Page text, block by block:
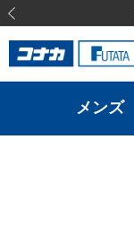
前の画像
メンズ